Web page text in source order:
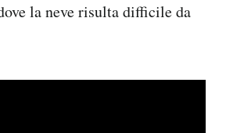
la neve risulta difficile da